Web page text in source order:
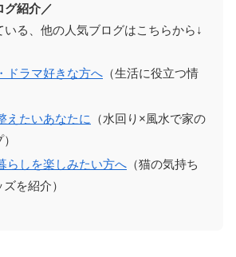
グ紹介／
る、他の人気ブログはこちらから↓
ドラマ好きな方へ （生活に役立つ情
えたいあなたに
（水回り×風水で家の
らしを楽しみたい方へ （猫の気持ち
を紹介）